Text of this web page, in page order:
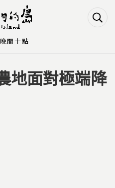
content
地面對極端降
間十點